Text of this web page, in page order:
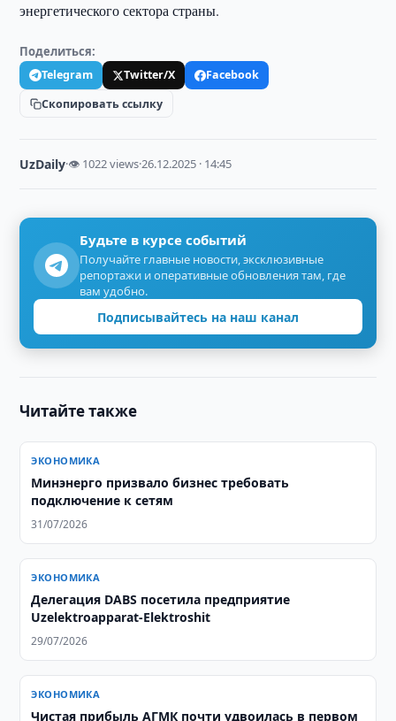
энергетического сектора страны.
Поделиться:
Telegram Twitter/X
Facebook
Скопировать ссылку
UzDaily·👁 1022 views·26.12.2025 · 14:45
Будьте в курсе событий
Получайте главные новости, эксклюзивные
репортажи и оперативные обновления там, где
вам удобно.
Подписывайтесь на наш канал
Читайте также
ЭКОНОМИКА
Минэнерго призвало бизнес требовать
подключение к сетям
31/07/2026
ЭКОНОМИКА
Делегация DABS посетила предприятие
Uzelektroapparat-Elektroshit
29/07/2026
ЭКОНОМИКА
Чистая прибыль АГМК почти удвоилась в первом